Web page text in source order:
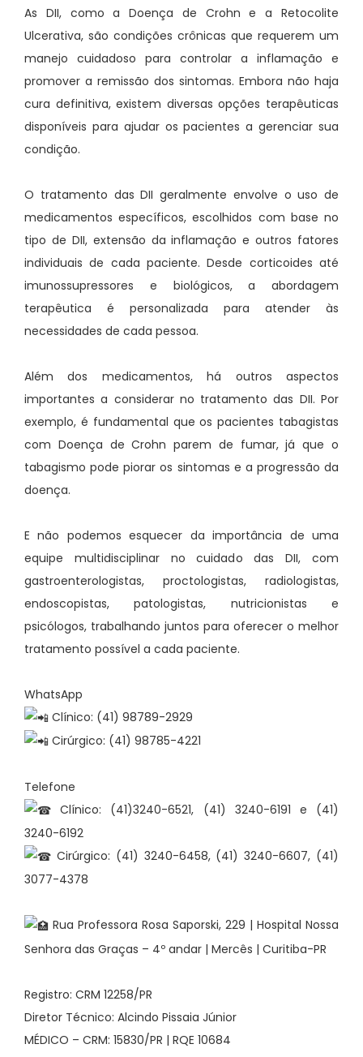
As DII, como a Doença de Crohn e a Retocolite
Ulcerativa, são condições crônicas que requerem um
manejo cuidadoso para controlar a inflamação e
promover a remissão dos sintomas. Embora não haja
cura definitiva, existem diversas opções terapêuticas
disponíveis para ajudar os pacientes a gerenciar sua
condição.
O tratamento das DII geralmente envolve o uso de
medicamentos específicos, escolhidos com base no
tipo de DII, extensão da inflamação e outros fatores
individuais de cada paciente. Desde corticoides até
imunossupressores e biológicos, a abordagem
terapêutica é personalizada para atender às
necessidades de cada pessoa.
Além dos medicamentos, há outros aspectos
importantes a considerar no tratamento das DII. Por
exemplo, é fundamental que os pacientes tabagistas
com Doença de Crohn parem de fumar, já que o
tabagismo pode piorar os sintomas e a progressão da
doença.
E não podemos esquecer da importância de uma
equipe multidisciplinar no cuidado das DII, com
gastroenterologistas, proctologistas, radiologistas,
endoscopistas, patologistas, nutricionistas e
psicólogos, trabalhando juntos para oferecer o melhor
tratamento possível a cada paciente.
WhatsApp
Clínico: (41) 98789-2929
Cirúrgico: (41) 98785-4221
Telefone
Clínico: (41)3240-6521, (41) 3240-6191 e (41)
3240-6192
Cirúrgico: (41) 3240-6458, (41) 3240-6607, (41)
3077-4378
Rua Professora Rosa Saporski, 229 | Hospital Nossa
Senhora das Graças – 4º andar | Mercês | Curitiba-PR
Registro: CRM 12258/PR
Diretor Técnico: Alcindo Pissaia Júnior
MÉDICO – CRM: 15830/PR | RQE 10684